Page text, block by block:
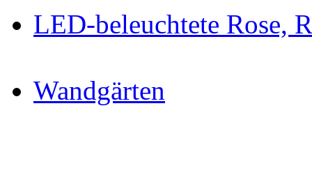
LED-beleuchtete Rose,
Wandgärten